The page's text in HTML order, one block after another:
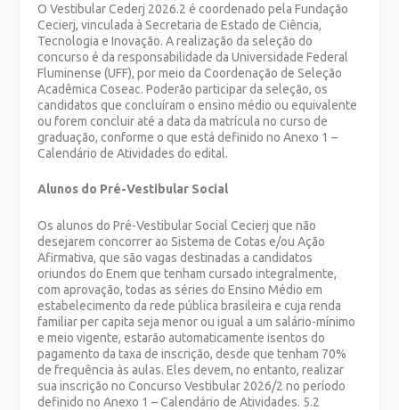
O Vestibular Cederj 2026.2 é coordenado pela Fundação
Cecierj, vinculada à Secretaria de Estado de Ciência,
Tecnologia e Inovação. A realização da seleção do
concurso é da responsabilidade da Universidade Federal
Fluminense (UFF), por meio da Coordenação de Seleção
Acadêmica Coseac. Poderão participar da seleção, os
candidatos que concluíram o ensino médio ou equivalente
ou forem concluir até a data da matrícula no curso de
graduação, conforme o que está definido no Anexo 1 –
Calendário de Atividades do edital.
Alunos do Pré-Vestibular Social
Os alunos do Pré-Vestibular Social Cecierj que não
desejarem concorrer ao Sistema de Cotas e/ou Ação
Afirmativa, que são vagas destinadas a candidatos
oriundos do Enem que tenham cursado integralmente,
com aprovação, todas as séries do Ensino Médio em
estabelecimento da rede pública brasileira e cuja renda
familiar per capita seja menor ou igual a um salário-mínimo
e meio vigente, estarão automaticamente isentos do
pagamento da taxa de inscrição, desde que tenham 70%
de frequência às aulas. Eles devem, no entanto, realizar
sua inscrição no Concurso Vestibular 2026/2 no período
definido no Anexo 1 – Calendário de Atividades. 5.2